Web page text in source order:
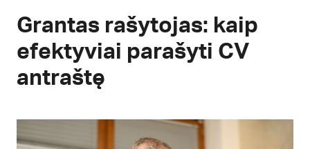
Grantas rašytojas: kaip
efektyviai parašyti CV
antraštę